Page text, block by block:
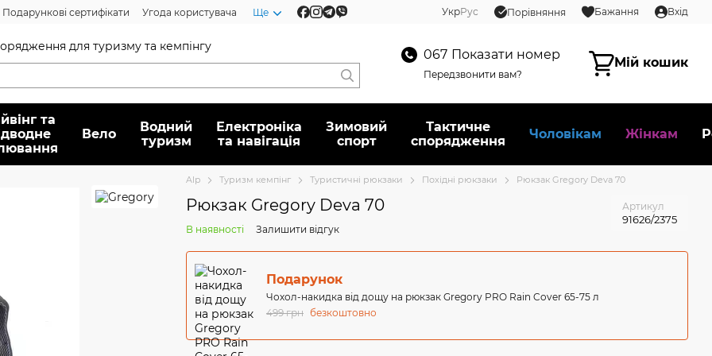
Подарункові сертифікати Угода користувача Ще УкрРус Порівняння Бажання Вхід
для туризму та кемпінгу
067 Показати номер
Передзвонити вам?
Мій кошик
та
Вело
Водний
туризм
Електроніка
та навігація
Зимовий
спорт
Тактичне
спорядження
Чоловікам Жінкам
Alp Туризм кемпінг Туристичні рюкзаки Похідні рюкзаки Рюкзак Gregory Deva 70
Рюкзак Gregory Deva 70 Артикул
91626/2375
В наявності Залишити відгук
Подарунок
Чохол-накидка від дощу на рюкзак Gregory PRO Rain Cover 65-75 л
499 грн безкоштовно